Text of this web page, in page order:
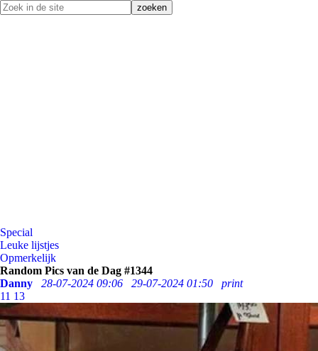
Special
Leuke lijstjes
Opmerkelijk
Random Pics van de Dag #1344
Danny
28-07-2024 09:06 29-07-2024 01:50
print
11 13